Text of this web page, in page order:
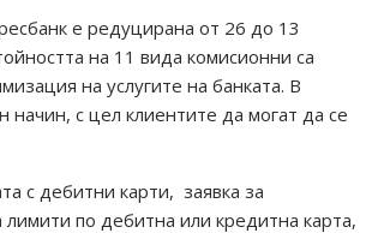
е редуцирана от 26 до 13
на 11 вида комисионни са
на услугите на банката. В
с цел клиентите да могат да се
с дебитни карти, заявка за
по дебитна или кредитна карта,